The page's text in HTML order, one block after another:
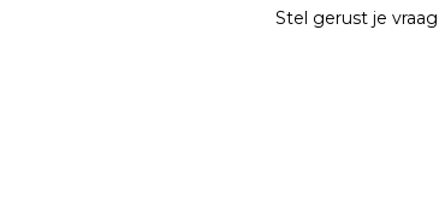
Stel gerust je